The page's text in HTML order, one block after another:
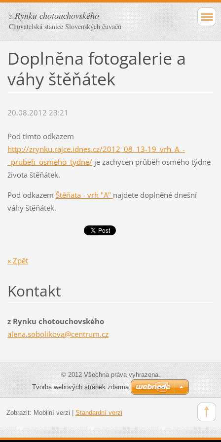
z Rynku chotouchovského
Chovatelská stanice Slovenských čuvačů
Doplněna fotogalerie a
váhy štěňátek
20.08.2012 23:21
Pod tímto odkazem
http://zrynku.rajce.idnes.cz/2012_08_13-19_vrh_A_-
_prubeh_osmeho_tydne/je zachycen průběh osmého týdne
života štěňátek.
Pod odkazem Štěňata - vrh "A" najdete doplněné dnešní
váhy štěňátek.
« Zpět
Kontakt
z Rynku chotouchovského
alena.sobolikova@centrum.cz
© 2012 Všechna práva vyhrazena.
Tvorba webových stránek zdarma
Zobrazit: Mobilní verzi Standardní verzi